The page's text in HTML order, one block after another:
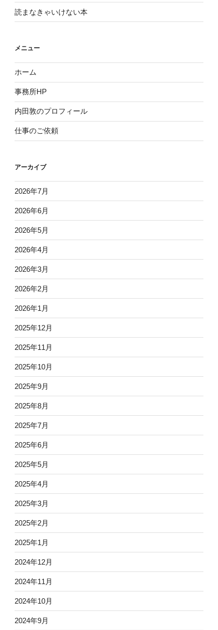
読まなきゃいけない本
メニュー
ホーム
事務所HP
内田敦のプロフィール
仕事のご依頼
アーカイブ
2026年7月
2026年6月
2026年5月
2026年4月
2026年3月
2026年2月
2026年1月
2025年12月
2025年11月
2025年10月
2025年9月
2025年8月
2025年7月
2025年6月
2025年5月
2025年4月
2025年3月
2025年2月
2025年1月
2024年12月
2024年11月
2024年10月
2024年9月